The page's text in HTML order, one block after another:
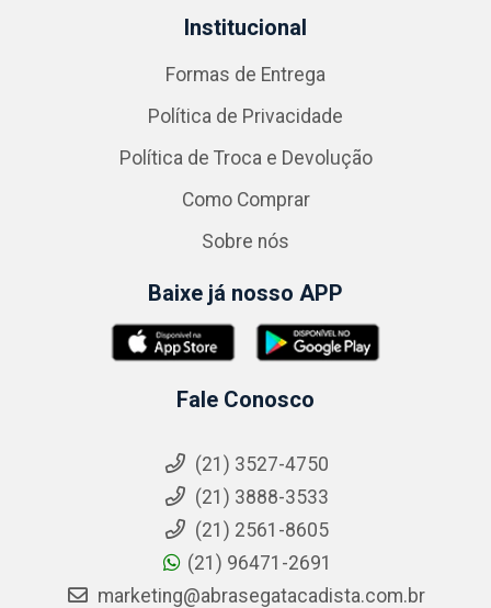
Institucional
Formas de Entrega
Política de Privacidade
Política de Troca e Devolução
Como Comprar
Sobre nós
Baixe já nosso APP
Fale Conosco
(21) 3527-4750
(21) 3888-3533
(21) 2561-8605
(21) 96471-2691
marketing@abrasegatacadista.com.br